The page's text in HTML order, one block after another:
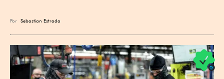
Por Sebastian Estrada